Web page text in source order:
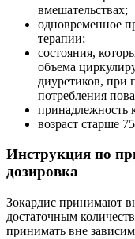
вмешательствах;
одновременное
терапии;
состояния,
объема
диуретиков, при
потребления
принадлежность
возраст старше
Инструкция по
дозировка
Зокардис принимают
достаточным
принимать вне